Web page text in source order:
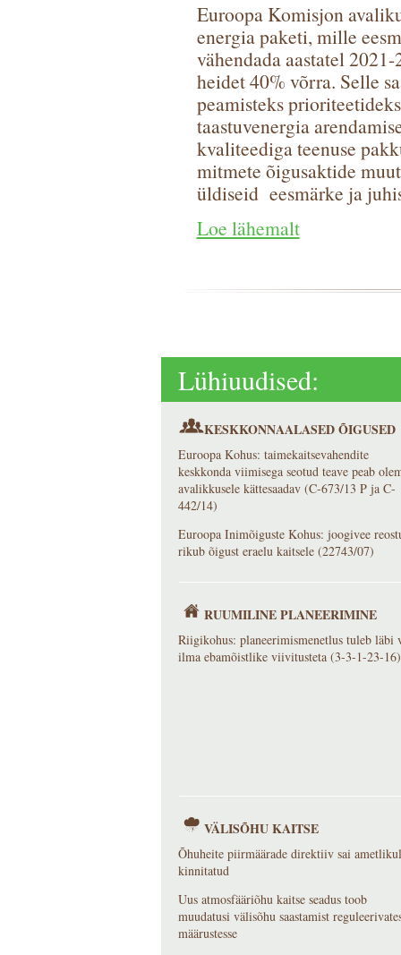
Euroopa Komisjon
energia paketi, mille
vähendada aastatel
heidet 40% võrra. Selle
peamisteks
taastuvenergia
kvaliteediga teenuse
mitmete õigusaktide
üldiseid eesmärke ja
Loe lähemalt
Lühiuudised:
KESKKONNAALASED ÕIGUSED
Euroopa Kohus: taimekaitsevahendite
keskkonda viimisega seotud teave peab
avalikkusele kättesaadav (C-673/13 P ja C-
442/14)
Euroopa Inimõiguste Kohus: joogivee
rikub õigust eraelu kaitsele (22743/07)
RUUMILINE PLANEERIMINE
Riigikohus: planeerimismenetlus tuleb läbi
ilma ebamõistlike viivitusteta (3-3-1-23-16)
VÄLISÕHU KAITSE
Õhuheite piirmäärade direktiiv sai
kinnitatud
Uus atmosfääriõhu kaitse seadus toob
muudatusi välisõhu saastamist
määrustesse